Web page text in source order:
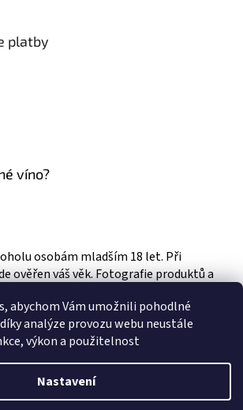
abychom Vám umožnili pohodlné
analýze provozu webu neustále
výkon a použitelnost
Nastavení
platby
víno?
osobám mladším 18 let. Při
ověřen váš věk. Fotografie produktů a